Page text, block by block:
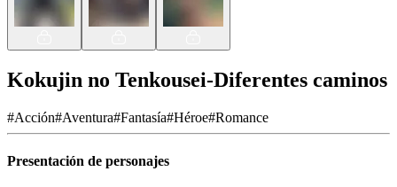
Kokujin no Tenkousei-Diferentes caminos
#Acción#Aventura#Fantasía#Héroe#Romance
Presentación de personajes